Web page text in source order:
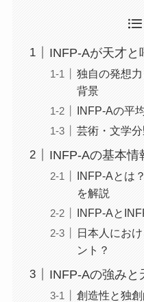
INFP-Aが天才と
独自の発想
背景
INFP-Aの平
芸術・文学
INFP-Aの基本情
INFP-Aとは
を解説
INFP-Aと
日本人にお
ント？
INFP-Aの強みと
創造性と独